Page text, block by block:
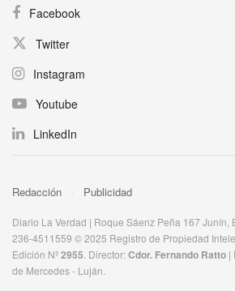
Facebook
Twitter
Instagram
Youtube
LinkedIn
Redacción Publicidad
Diario La Verdad | Roque Sáenz Peña 167 Junín,
236-4511559 © 2025 Registro de Propiedad
Edición Nº2955 . Director:​Cdor. Fernando Ratto |
de Mercedes - Luján.